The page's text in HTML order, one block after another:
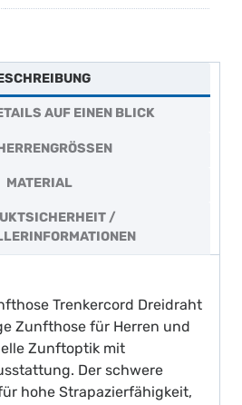
AUF EINEN BLICK
MATERIAL
/
Trenkercord Dreidraht
Zunfthose für Herren und
Zunftoptik mit
Der schwere
hohe Strapazierfähigkeit,